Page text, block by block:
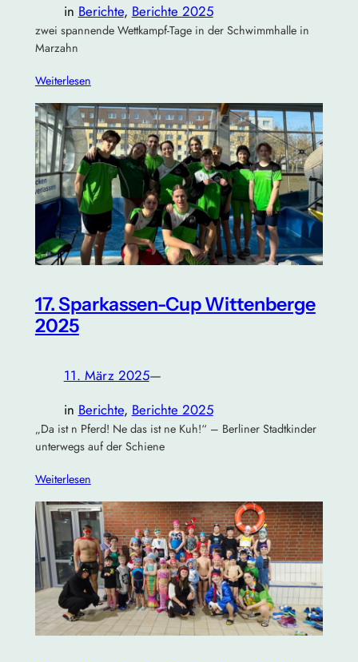
in Berichte, Berichte 2025
zwei spannende Wettkampf-Tage in der Schwimmhalle in
Marzahn
Weiterlesen
17. Sparkassen-Cup Wittenberge
2025
11. März 2025—
in Berichte, Berichte 2025
„Da ist n Pferd! Ne das ist ne Kuh!“ – Berliner Stadtkinder
unterwegs auf der Schiene
Weiterlesen